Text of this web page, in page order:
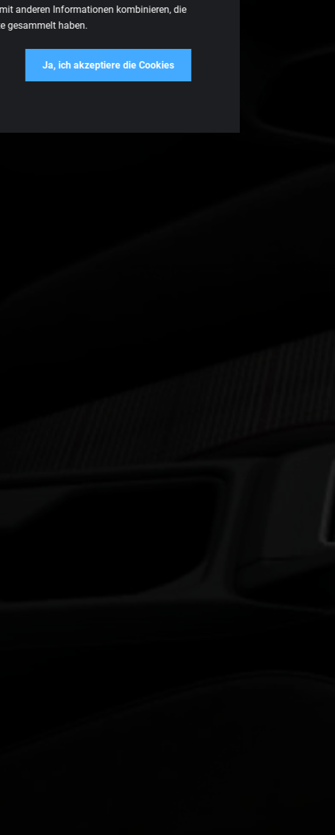
anderen Informationen kombinieren, die
gesammelt haben.
Ja, ich akzeptiere die Cookies